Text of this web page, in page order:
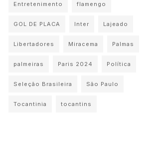
Entretenimento flamengo
GOL DE PLACA Inter Lajeado
Libertadores Miracema Palmas
palmeiras Paris 2024 Política
Seleção Brasileira São Paulo
Tocantinia tocantins